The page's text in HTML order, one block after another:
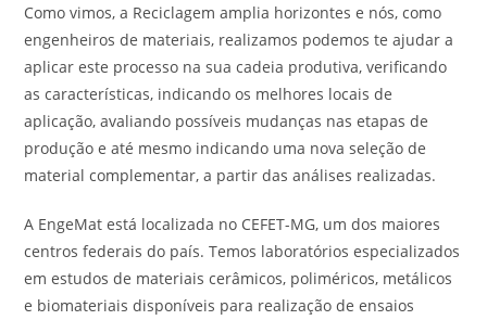
Como vimos, a Reciclagem amplia horizontes e nós, como
engenheiros de materiais, realizamos podemos te ajudar a
aplicar este processo na sua cadeia produtiva, verificando
as características, indicando os melhores locais de
aplicação, avaliando possíveis mudanças nas etapas de
produção e até mesmo indicando uma nova seleção de
material complementar, a partir das análises realizadas.
A EngeMat está localizada no CEFET-MG, um dos maiores
centros federais do país. Temos laboratórios especializados
em estudos de materiais cerâmicos, poliméricos, metálicos
e biomateriais disponíveis para realização de ensaios